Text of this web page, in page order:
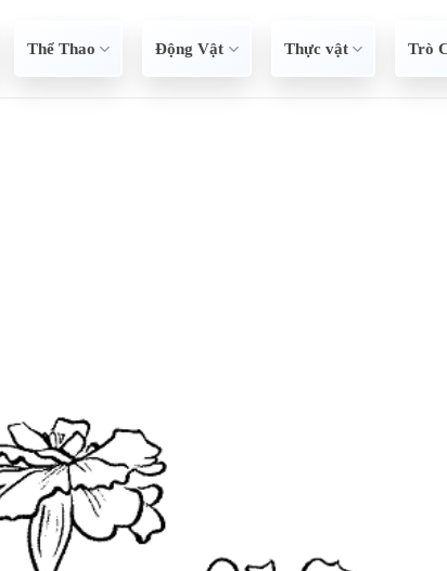
Thể Thao Động Vật Thực vật Trò